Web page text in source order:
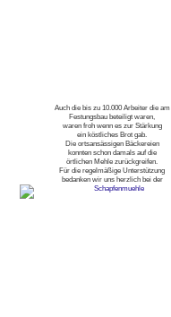
Auch die bis zu 10.000 Arbeiter die am
Festungsbau beteiligt waren,
waren froh wenn es zur Stärkung
ein köstliches Brot gab.
Die ortsansässigen Bäckereien
konnten schon damals auf die
örtlichen Mehle zurückgreifen.
Für die regelmäßige Unterstützung
bedanken wir uns herzlich bei der